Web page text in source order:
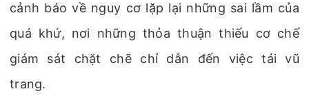
cảnh báo về nguy cơ lặp lại những sai lầm của
quá khứ, nơi những thỏa thuận thiếu cơ chế
giám sát chặt chẽ chỉ dẫn đến việc tái vũ
trang.